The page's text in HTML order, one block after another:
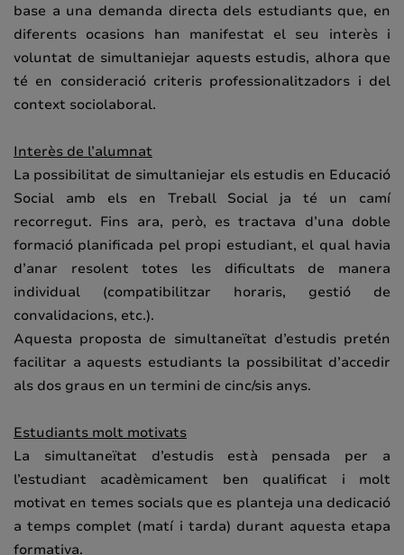
base a una demanda directa dels estudiants que, en
diferents ocasions han manifestat el seu interès i
voluntat de simultaniejar aquests estudis, alhora que
té en consideració criteris professionalitzadors i del
context sociolaboral.
Interès de l’alumnat
La possibilitat de simultaniejar els estudis en Educació
Social amb els en Treball Social ja té un camí
recorregut. Fins ara, però, es tractava d’una doble
formació planificada pel propi estudiant, el qual havia
d’anar resolent totes les dificultats de manera
individual (compatibilitzar horaris, gestió de
convalidacions, etc.).
Aquesta proposta de simultaneïtat d’estudis pretén
facilitar a aquests estudiants la possibilitat d’accedir
als dos graus en un termini de cinc/sis anys.
Estudiants molt motivats
La simultaneïtat d’estudis està pensada per a
l’estudiant acadèmicament ben qualificat i molt
motivat en temes socials que es planteja una dedicació
a temps complet (matí i tarda) durant aquesta etapa
formativa.